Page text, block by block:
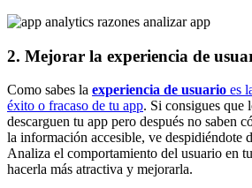
2. Mejorar la experiencia de
Como sabes la experiencia de usuario es
éxito o fracaso de tu app. Si consigues que
descarguen tu app pero después no saben
la información accesible, ve despidiéndote
Analiza el comportamiento del usuario en
hacerla más atractiva y mejorarla.